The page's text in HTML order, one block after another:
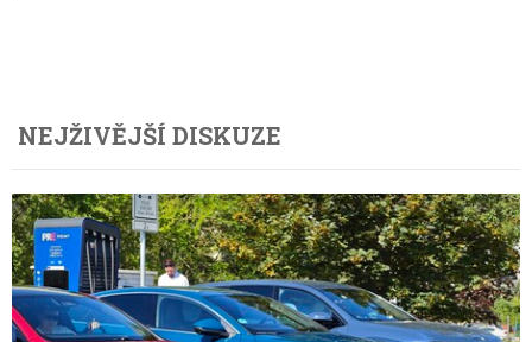
NEJŽIVĚJŠÍ DISKUZE